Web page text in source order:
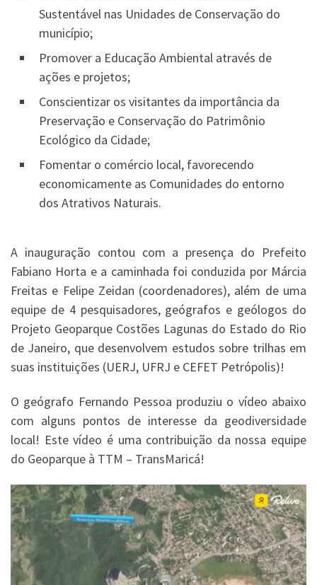
Sustentável nas Unidades de Conservação do
município;
Promover a Educação Ambiental através de
ações e projetos;
Conscientizar os visitantes da importância da
Preservação e Conservação do Patrimônio
Ecológico da Cidade;
Fomentar o comércio local, favorecendo
economicamente as Comunidades do entorno
dos Atrativos Naturais.
A inauguração contou com a presença do Prefeito
Fabiano Horta e a caminhada foi conduzida por Márcia
Freitas e Felipe Zeidan (coordenadores), além de uma
equipe de 4 pesquisadores, geógrafos e geólogos do
Projeto Geoparque Costões Lagunas do Estado do Rio
de Janeiro, que desenvolvem estudos sobre trilhas em
suas instituições (UERJ, UFRJ e CEFET Petrópolis)!
O geógrafo Fernando Pessoa produziu o vídeo abaixo
com alguns pontos de interesse da geodiversidade
local! Este vídeo é uma contribuição da nossa equipe
do Geoparque à TTM – TransMaricá!